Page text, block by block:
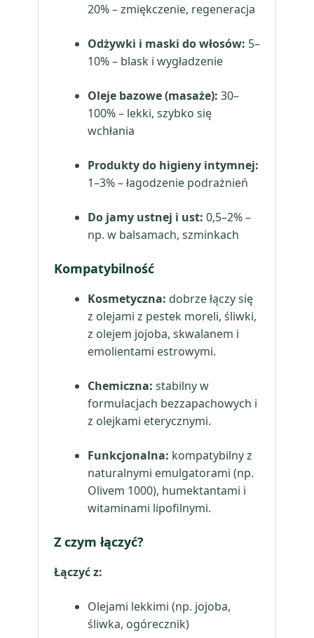
20% – zmiękczenie, regeneracja
Odżywki i maski do włosów: 5–
10% – blask i wygładzenie
Oleje bazowe (masaże): 30–
100% – lekki, szybko się
wchłania
Produkty do higieny intymnej:
1–3% – łagodzenie podrażnień
Do jamy ustnej i ust: 0,5–2% –
np. w balsamach, szminkach
Kompatybilność
Kosmetyczna: dobrze łączy się
z olejami z pestek moreli, śliwki,
z olejem jojoba, skwalanem i
emolientami estrowymi.
Chemiczna: stabilny w
formulacjach bezzapachowych i
z olejkami eterycznymi.
Funkcjonalna: kompatybilny z
naturalnymi emulgatorami (np.
Olivem 1000), humektantami i
witaminami lipofilnymi.
Z czym łączyć?
Łączyć z:
Olejami lekkimi (np. jojoba,
śliwka, ogórecznik)